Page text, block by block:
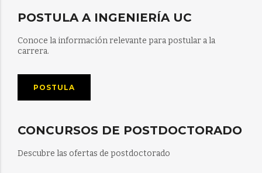
POSTULA A INGENIERÍA UC
Conoce la información relevante para postular a la
carrera.
POSTULA
CONCURSOS DE POSTDOCTORADO
Descubre las ofertas de postdoctorado